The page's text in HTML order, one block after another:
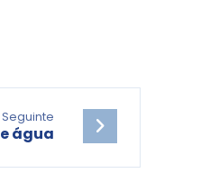
Seguinte
água